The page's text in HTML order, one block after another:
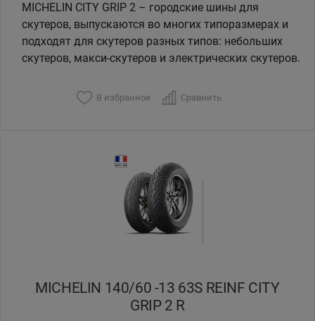
MICHELIN CITY GRIP 2 – городские шины для
скутеров, выпускаются во многих типоразмерах и
подходят для скутеров разных типов: небольших
скутеров, макси-скутеров и электрических скутеров.
В избранное Сравнить
MICHELIN 140/60 -13 63S REINF CITY
GRIP 2 R